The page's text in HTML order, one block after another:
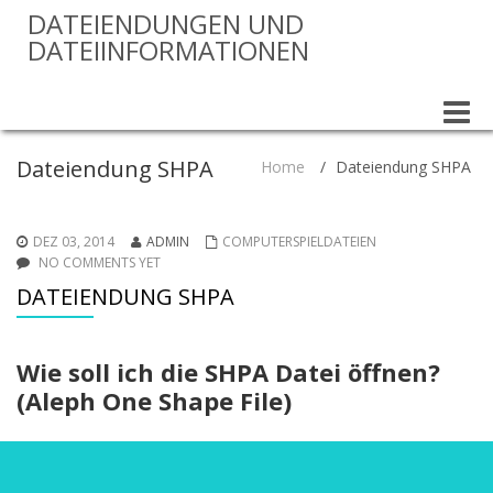
DATEIENDUNGEN UND
DATEIINFORMATIONEN
Toggle
Dateiendung SHPA Home / Dateiendung SHPA
DEZ 03, 2014 ADMIN
COMPUTERSPIELDATEIEN
NO COMMENTS YET
DATEIENDUNG SHPA
Wie soll ich die SHPA Datei öffnen?
(Aleph One Shape File)